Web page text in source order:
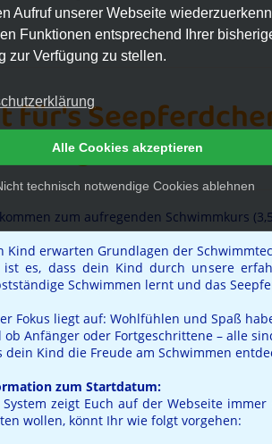
Aufruf unserer Webseite
Funktionen entsprechend Ihrer
zur Verfügung zu stellen.
technisch notwendige Cookies ablehnen
Alle Cookies akzeptieren
für's
(Waldstr.
zum aufregenden Schwimmkurs
Kind erwarten Grundlagen der
ist es, dass dein Kind durch unsere
Schwimmen lernt und das
Fokus liegt auf: Wohlfühlen und Spaß
ob Anfänger oder Fortgeschrittene – alle
dein Kind die Freude am Schwimmen
zum Startdatum:
System zeigt Euch auf der Webseite
wollen, könnt Ihr wie folgt vorgehen: